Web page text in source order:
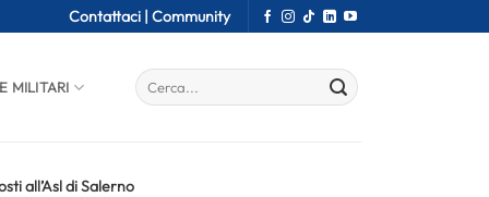
Contattaci | Community
MILITARI
all’Asl di Salerno